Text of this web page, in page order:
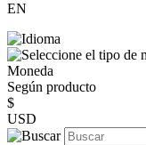
EN
Moneda
Según producto
$
USD